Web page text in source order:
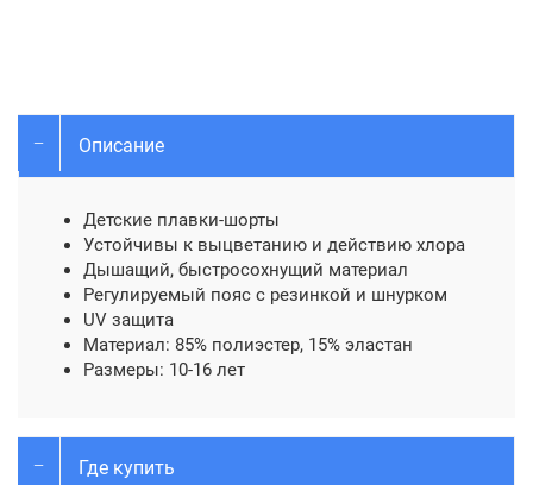
Описание
Детские плавки-шорты
Устойчивы к выцветанию и действию хлора
Дышащий, быстросохнущий материал
Регулируемый пояс с резинкой и шнурком
UV защита
Материал: 85% полиэстер, 15% эластан
Размеры: 10-16 лет
Где купить